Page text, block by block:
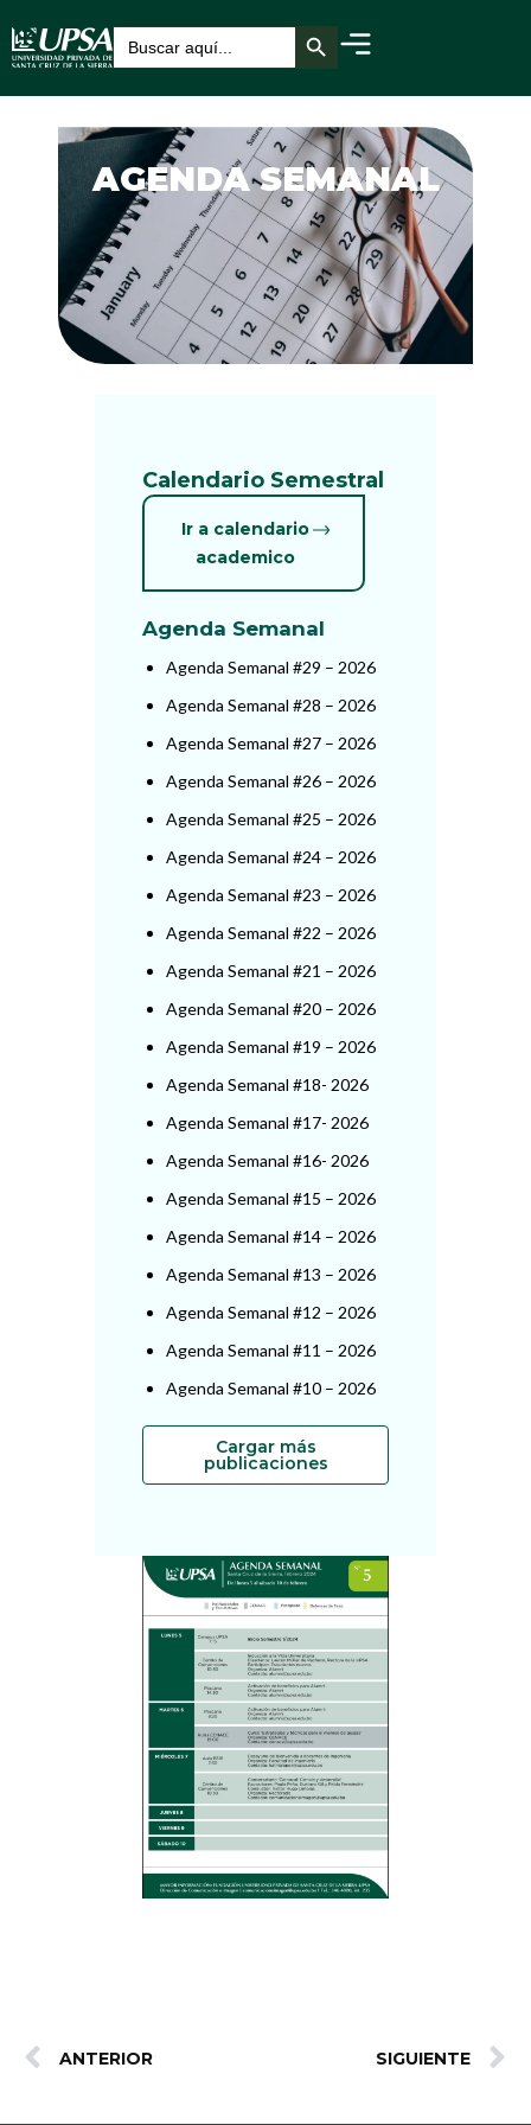
Buscar: Botón de búsqueda
AGENDA SEMANAL
Calendario Semestral
Ir a calendario
academico
Agenda Semanal
Agenda Semanal #29 – 2026
Agenda Semanal #28 – 2026
Agenda Semanal #27 – 2026
Agenda Semanal #26 – 2026
Agenda Semanal #25 – 2026
Agenda Semanal #24 – 2026
Agenda Semanal #23 – 2026
Agenda Semanal #22 – 2026
Agenda Semanal #21 – 2026
Agenda Semanal #20 – 2026
Agenda Semanal #19 – 2026
Agenda Semanal #18- 2026
Agenda Semanal #17- 2026
Agenda Semanal #16- 2026
Agenda Semanal #15 – 2026
Agenda Semanal #14 – 2026
Agenda Semanal #13 – 2026
Agenda Semanal #12 – 2026
Agenda Semanal #11 – 2026
Agenda Semanal #10 – 2026
Cargar más
publicaciones
ANTERIOR SIGUIENTE